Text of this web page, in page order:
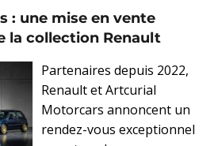
: une mise en vente
la collection Renault
Partenaires depuis 2022,
Renault et Artcurial
Motorcars annoncent un
rendez-vous exceptionnel